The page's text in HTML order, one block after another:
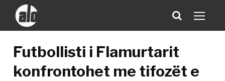
Futbollisti i Flamurtarit
konfrontohet me tifozët e